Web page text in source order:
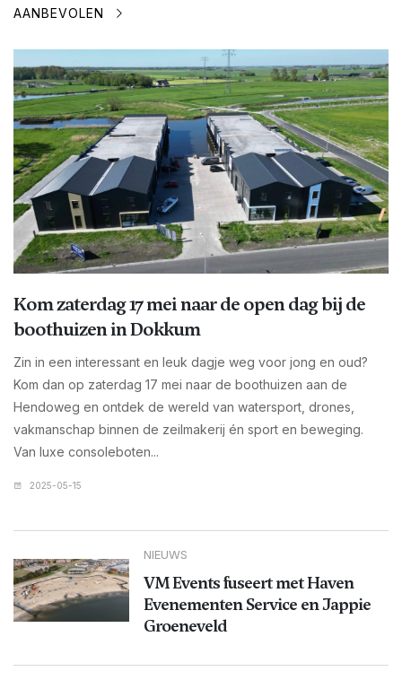
AANBEVOLEN
Kom zaterdag 17 mei naar de open dag bij de
boothuizen in Dokkum
Zin in een interessant en leuk dagje weg voor jong en oud?
Kom dan op zaterdag 17 mei naar de boothuizen aan de
Hendoweg en ontdek de wereld van watersport, drones,
vakmanschap binnen de zeilmakerij én sport en beweging.
Van luxe consoleboten...
2025-05-15
NIEUWS
VM Events fuseert met Haven
Evenementen Service en Jappie
Groeneveld